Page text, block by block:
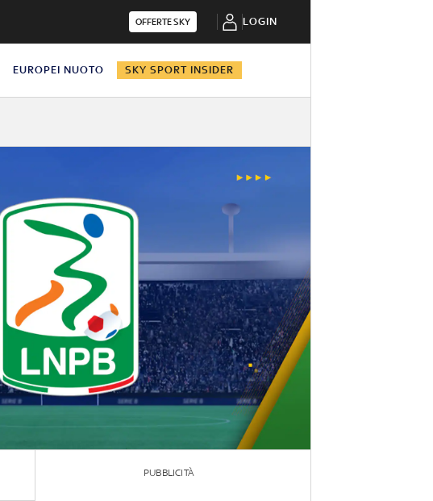
OFFERTE SKY LOGIN
EUROPEI NUOTO SKY SPORT INSIDER
PUBBLICITÀ